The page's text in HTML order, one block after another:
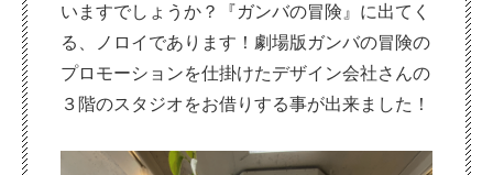
いますでしょうか？『ガンバの冒険』に出てく
る、ノロイであります！劇場版ガンバの冒険の
プロモーションを仕掛けたデザイン会社さんの
３階のスタジオをお借りする事が出来ました！